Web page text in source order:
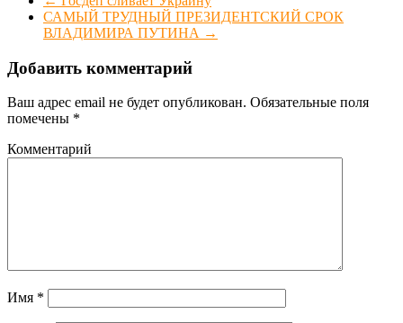
САМЫЙ ТРУДНЫЙ ПРЕЗИДЕНТСКИЙ СРОК
ВЛАДИМИРА ПУТИНА →
Добавить комментарий
Ваш адрес email не будет опубликован. Обязательные поля
помечены *
Комментарий
Имя *